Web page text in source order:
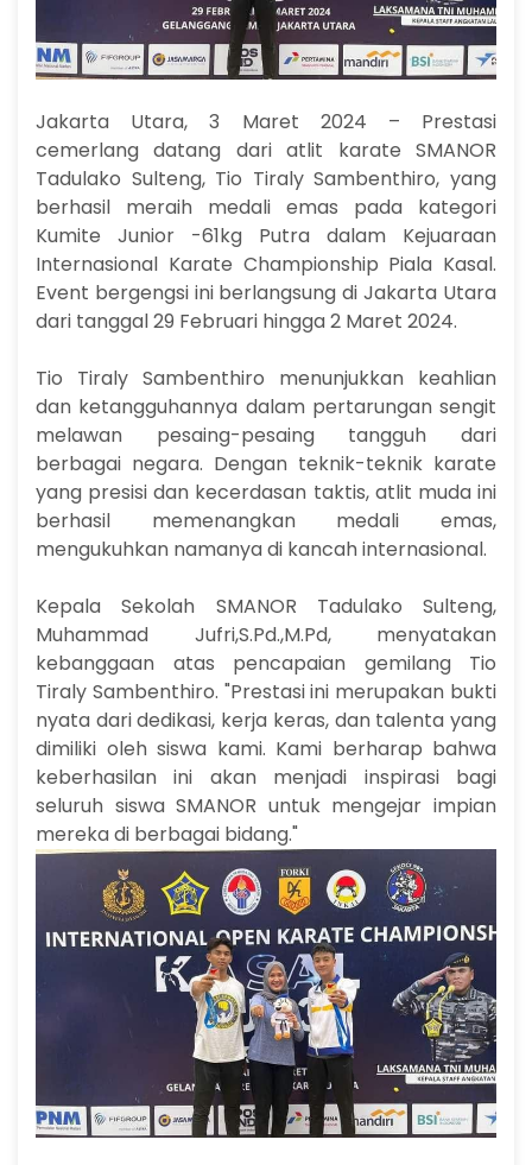
Jakarta Utara, 3 Maret 2024 – Prestasi
cemerlang datang dari atlit karate SMANOR
Tadulako Sulteng, Tio Tiraly Sambenthiro, yang
berhasil meraih medali emas pada kategori
Kumite Junior -61kg Putra dalam Kejuaraan
Internasional Karate Championship Piala Kasal.
Event bergengsi ini berlangsung di Jakarta Utara
dari tanggal 29 Februari hingga 2 Maret 2024.
Tio Tiraly Sambenthiro menunjukkan keahlian
dan ketangguhannya dalam pertarungan sengit
melawan pesaing-pesaing tangguh dari
berbagai negara. Dengan teknik-teknik karate
yang presisi dan kecerdasan taktis, atlit muda ini
berhasil memenangkan medali emas,
mengukuhkan namanya di kancah internasional.
Kepala Sekolah SMANOR Tadulako Sulteng,
Muhammad Jufri,S.Pd.,M.Pd, menyatakan
kebanggaan atas pencapaian gemilang Tio
Tiraly Sambenthiro. "Prestasi ini merupakan bukti
nyata dari dedikasi, kerja keras, dan talenta yang
dimiliki oleh siswa kami. Kami berharap bahwa
keberhasilan ini akan menjadi inspirasi bagi
seluruh siswa SMANOR untuk mengejar impian
mereka di berbagai bidang."